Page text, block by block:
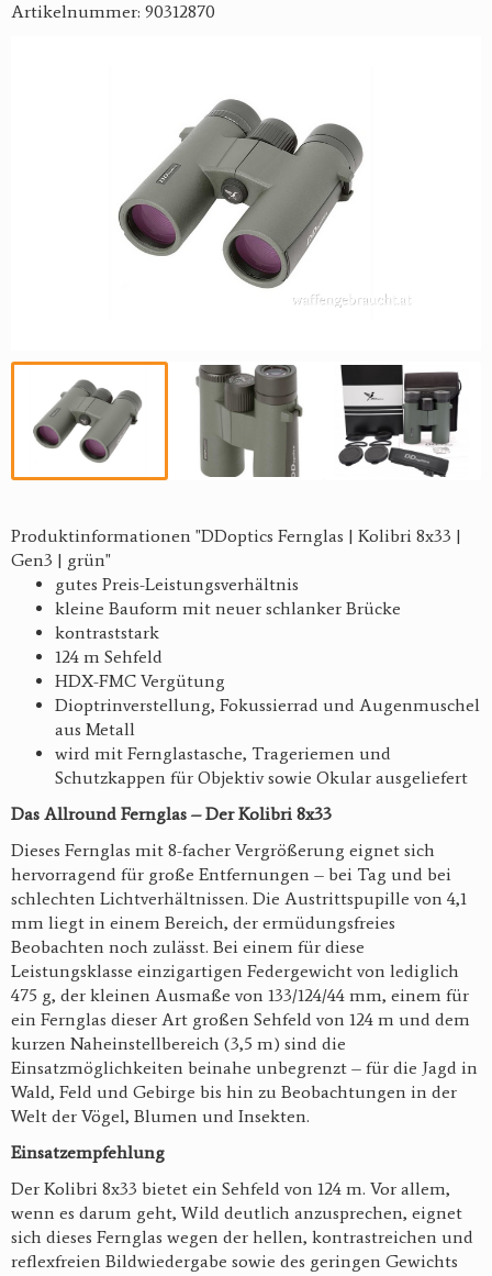
Artikelnummer: 90312870
Produktinformationen "DDoptics Fernglas | Kolibri 8x33 |
Gen3 | grün"
gutes Preis-Leistungsverhältnis
kleine Bauform mit neuer schlanker Brücke
kontraststark
124 m Sehfeld
HDX-FMC Vergütung
Dioptrinverstellung, Fokussierrad und Augenmuschel
aus Metall
wird mit Fernglastasche, Trageriemen und
Schutzkappen für Objektiv sowie Okular ausgeliefert
Das Allround Fernglas – Der Kolibri 8x33
Dieses Fernglas mit 8-facher Vergrößerung eignet sich
hervorragend für große Entfernungen – bei Tag und bei
schlechten Lichtverhältnissen. Die Austrittspupille von 4,1
mm liegt in einem Bereich, der ermüdungsfreies
Beobachten noch zulässt. Bei einem für diese
Leistungsklasse einzigartigen Federgewicht von lediglich
475 g, der kleinen Ausmaße von 133/124/44 mm, einem für
ein Fernglas dieser Art großen Sehfeld von 124 m und dem
kurzen Naheinstellbereich (3,5 m) sind die
Einsatzmöglichkeiten beinahe unbegrenzt – für die Jagd in
Wald, Feld und Gebirge bis hin zu Beobachtungen in der
Welt der Vögel, Blumen und Insekten.
Einsatzempfehlung
Der Kolibri 8x33 bietet ein Sehfeld von 124 m. Vor allem,
wenn es darum geht, Wild deutlich anzusprechen, eignet
sich dieses Fernglas wegen der hellen, kontrastreichen und
reflexfreien Bildwiedergabe sowie des geringen Gewichts